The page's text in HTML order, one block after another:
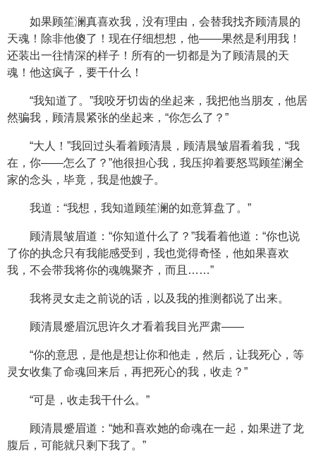
如果顾笙澜真喜欢我，没有理由，会替我找齐顾清晨的
天魂！除非他傻了！现在仔细想想，他——果然是利用我！
还装出一往情深的样子！所有的一切都是为了顾清晨的天
魂！他这疯子，要干什么！
“我知道了。”我咬牙切齿的坐起来，我把他当朋友，他居
然骗我，顾清晨紧张的坐起来，“你怎么了？”
“大人！”我回过头看着顾清晨，顾清晨皱眉看着我，“我
在，你——怎么了？”他很担心我，我压抑着要怒骂顾笙澜全
家的念头，毕竟，我是他嫂子。
我道：“我想，我知道顾笙澜的如意算盘了。”
顾清晨皱眉道：“你知道什么了？”我看着他道：“你也说
了你的执念只有我能感受到，我也觉得奇怪，他如果喜欢
我，不会带我将你的魂魄聚齐，而且……”
我将灵女走之前说的话，以及我的推测都说了出来。
顾清晨蹙眉沉思许久才看着我目光严肃——
“你的意思，是他是想让你和他走，然后，让我死心，等
灵女收集了命魂回来后，再把死心的我，收走？”
“可是，收走我干什么。”
顾清晨蹙眉道：“她和喜欢她的命魂在一起，如果进了龙
腹后，可能就只剩下我了。”